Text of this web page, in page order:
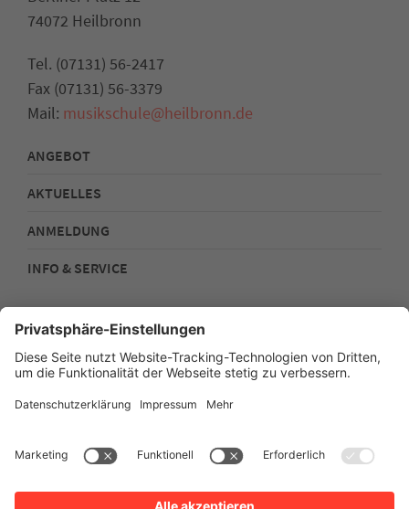
74072 Heilbronn
Tel. (07131) 56-2417
Fax (07131) 56-3379
Mail: musikschule@heilbronn.de
ANGEBOT
AKTUELLES
ANMELDUNG
INFO & SERVICE
Kontakt
Impressum
Datenschutz
Sitemap
Stadtplan